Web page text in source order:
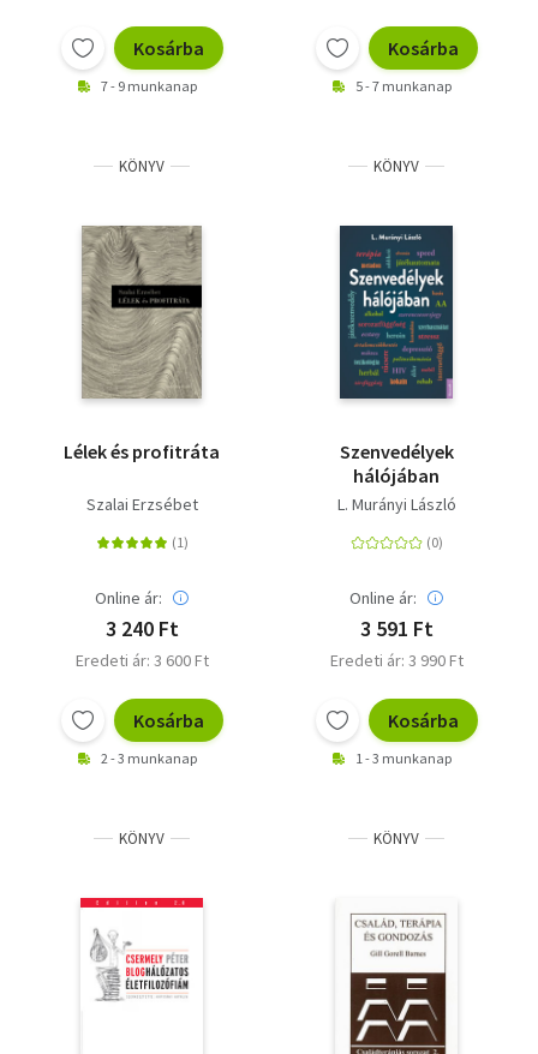
Kosárba
7 - 9 munkanap
Kosárba
5 - 7 munkanap
KÖNYV
Lélek és profitráta
Szalai Erzsébet
Online ár:
3 240 Ft
Eredeti ár: 3 600 Ft
Kosárba
2 - 3 munkanap
KÖNYV
Szenvedélyek
hálójában
L. Murányi László
Online ár:
3 591 Ft
Eredeti ár: 3 990 Ft
Kosárba
1 - 3 munkanap
KÖNYV KÖNYV